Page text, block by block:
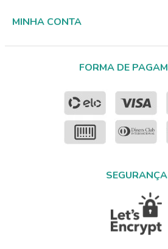
MINHA CONTA
FORMA DE
SEGURANÇA